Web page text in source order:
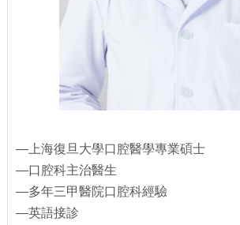
—上海復旦大學口腔醫學專業碩士
—口腔科主治醫生
—多年三甲醫院口腔科經驗
—英語接診